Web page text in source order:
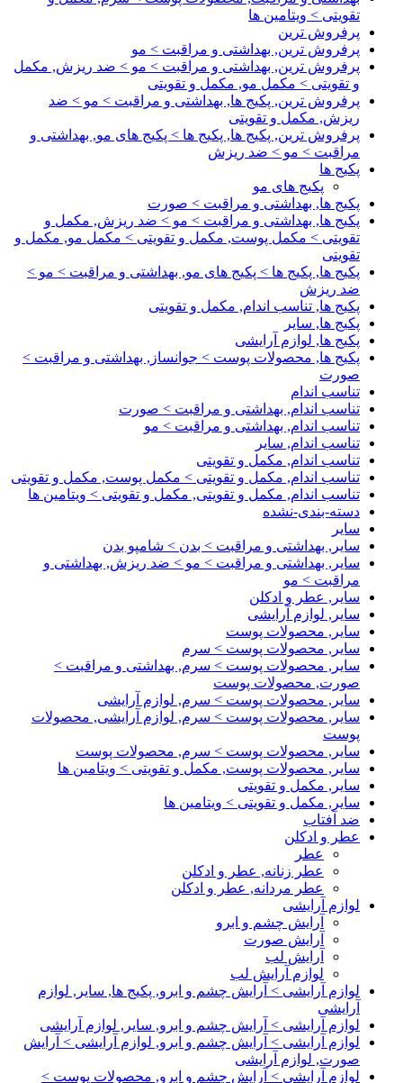
تقویتی > ویتامین ها
پرفروش ترین
پرفروش ترین, بهداشتی و مراقبت > مو
پرفروش ترین, بهداشتی و مراقبت > مو > ضد ریزش, مکمل
و تقویتی > مکمل مو, مکمل و تقویتی
پرفروش ترین, پکیج ها, بهداشتی و مراقبت > مو > ضد
ریزش, مکمل و تقویتی
پرفروش ترین, پکیج ها, پکیج ها > پکیج های مو, بهداشتی و
مراقبت > مو > ضد ریزش
پکیج ها
پکیج های مو
پکیج ها, بهداشتی و مراقبت > صورت
پکیج ها, بهداشتی و مراقبت > مو > ضد ریزش, مکمل و
تقویتی > مکمل پوست, مکمل و تقویتی > مکمل مو, مکمل و
تقویتی
پکیج ها, پکیج ها > پکیج های مو, بهداشتی و مراقبت > مو >
ضد ریزش
پکیج ها, تناسب اندام, مکمل و تقویتی
پکیج ها, سایر
پکیج ها, لوازم آرایشی
پکیج ها, محصولات پوست > جوانساز, بهداشتی و مراقبت >
صورت
تناسب اندام
تناسب اندام, بهداشتی و مراقبت > صورت
تناسب اندام, بهداشتی و مراقبت > مو
تناسب اندام, سایر
تناسب اندام, مکمل و تقویتی
تناسب اندام, مکمل و تقویتی > مکمل پوست, مکمل و تقویتی
تناسب اندام, مکمل و تقویتی, مکمل و تقویتی > ویتامین ها
دسته-بندی-نشده
سایر
سایر, بهداشتی و مراقبت > بدن > شامپو بدن
سایر, بهداشتی و مراقبت > مو > ضد ریزش, بهداشتی و
مراقبت > مو
سایر, عطر و ادکلن
سایر, لوازم آرایشی
سایر, محصولات پوست
سایر, محصولات پوست > سرم
سایر, محصولات پوست > سرم, بهداشتی و مراقبت >
صورت, محصولات پوست
سایر, محصولات پوست > سرم, لوازم آرایشی
سایر, محصولات پوست > سرم, لوازم آرایشی, محصولات
پوست
سایر, محصولات پوست > سرم, محصولات پوست
سایر, محصولات پوست, مکمل و تقویتی > ویتامین ها
سایر, مکمل و تقویتی
سایر, مکمل و تقویتی > ویتامین ها
ضد آفتاب
عطر و ادکلن
عطر
عطر زنانه, عطر و ادکلن
عطر مردانه, عطر و ادکلن
لوازم آرایشی
آرایش چشم و ابرو
آرایش صورت
آرایش لب
لوازم آرایش لب
لوازم آرایشی > آرایش چشم و ابرو, پکیج ها, سایر, لوازم
آرایشی
لوازم آرایشی > آرایش چشم و ابرو, سایر, لوازم آرایشی
لوازم آرایشی > آرایش چشم و ابرو, لوازم آرایشی > آرایش
صورت, لوازم آرایشی
لوازم آرایشی > آرایش چشم و ابرو, محصولات پوست >